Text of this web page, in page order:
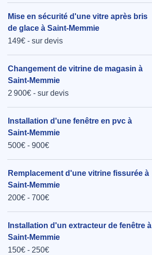
Mise en sécurité d'une vitre après bris
de glace à Saint-Memmie
149€ - sur devis
Changement de vitrine de magasin à
Saint-Memmie
2 900€ - sur devis
Installation d'une fenêtre en pvc à
Saint-Memmie
500€ - 900€
Remplacement d'une vitrine fissurée à
Saint-Memmie
200€ - 700€
Installation d'un extracteur de fenêtre à
Saint-Memmie
150€ - 250€